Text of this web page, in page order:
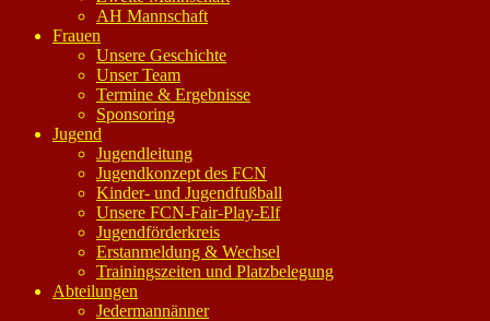
AH Mannschaft
Frauen
Unsere Geschichte
Unser Team
Termine & Ergebnisse
Sponsoring
Jugend
Jugendleitung
Jugendkonzept des FCN
Kinder- und Jugendfußball
Unsere FCN-Fair-Play-Elf
Jugendförderkreis
Erstanmeldung & Wechsel
Trainingszeiten und Platzbelegung
Abteilungen
Jedermannänner